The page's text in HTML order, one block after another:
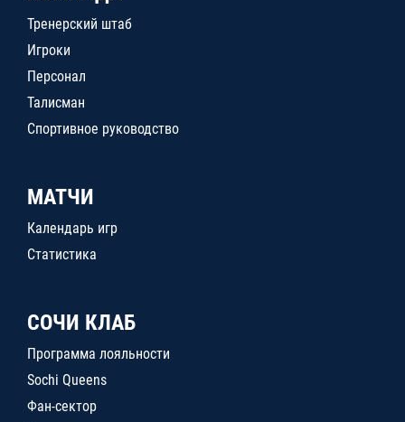
Тренерский штаб
Игроки
Персонал
Талисман
Спортивное руководство
МАТЧИ
Календарь игр
Статистика
СОЧИ КЛАБ
Программа лояльности
Sochi Queens
Фан-сектор